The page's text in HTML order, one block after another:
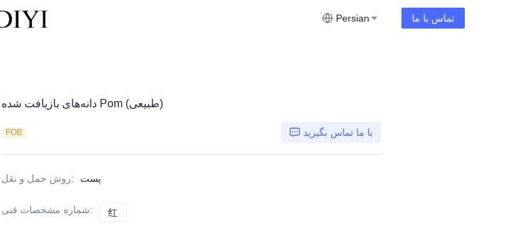
Persian تماس با ما
دانه‌های بازیافت شده Pom (طبیعی)
FOB با ما تماس بگیرید
روش حمل و نقل: پست
شماره مشخصات فنی: 红